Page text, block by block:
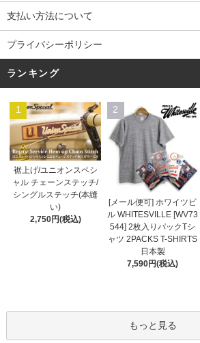
支払い方法について
プライバシーポリシー
ランキング
1
裾上げ/ユニオンスペシ
ャル チェーンステッチ/
シングルステッチ(本縫
い)
2,750円(税込)
2
[メール便可] ホワイツビ
ル WHITESVILLE [WV73
544] 2枚入りパックTシ
ャツ 2PACKS T-SHIRTS
日本製
7,590円(税込)
もっと見る